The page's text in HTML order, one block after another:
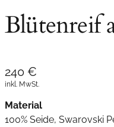
Blütenreif
240 €
inkl. MwSt.
Material
100% Seide, Swarovski